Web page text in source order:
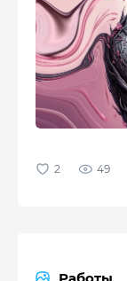
49
Работы